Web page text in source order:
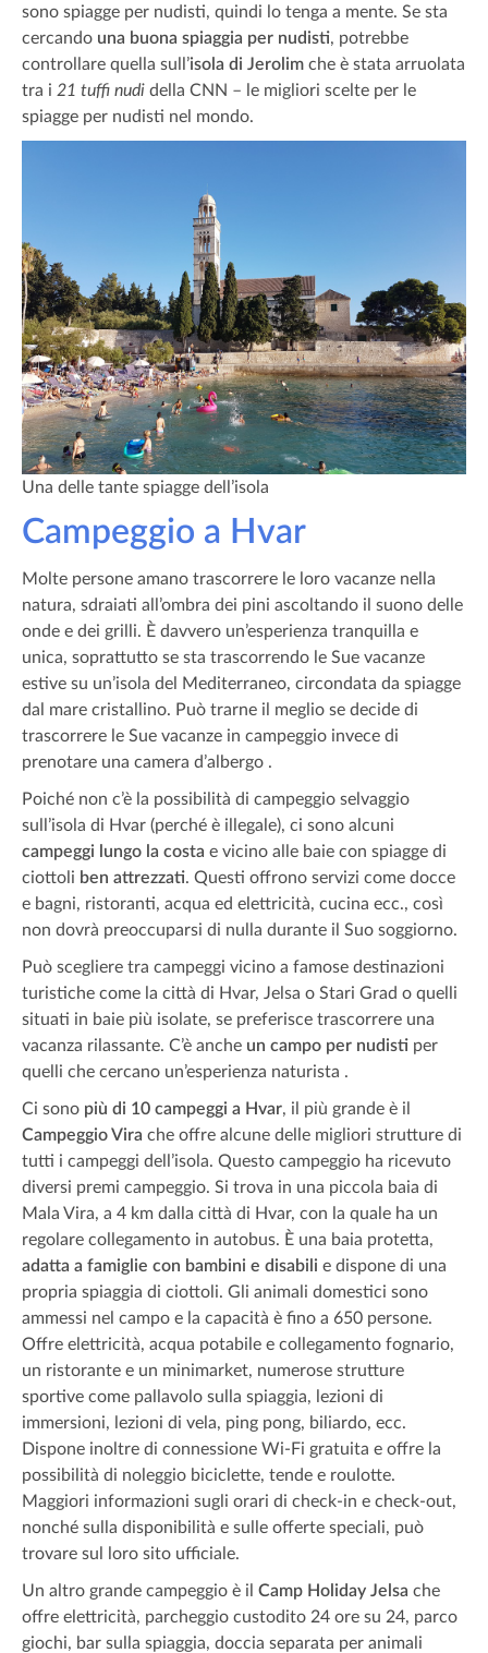
sono spiagge per nudisti, quindi lo tenga a mente. Se sta
cercando una buona spiaggia per nudisti, potrebbe
controllare quella sull’isola di Jerolim che è stata arruolata
tra i 21 tuffi nudi della CNN – le migliori scelte per le
spiagge per nudisti nel mondo.
Una delle tante spiagge dell’isola
Campeggio a Hvar
Molte persone amano trascorrere le loro vacanze nella
natura, sdraiati all’ombra dei pini ascoltando il suono delle
onde e dei grilli. È davvero un’esperienza tranquilla e
unica, soprattutto se sta trascorrendo le Sue vacanze
estive su un’isola del Mediterraneo, circondata da spiagge
dal mare cristallino. Può trarne il meglio se decide di
trascorrere le Sue vacanze in campeggio invece di
prenotare una camera d’albergo .
Poiché non c’è la possibilità di campeggio selvaggio
sull’isola di Hvar (perché è illegale), ci sono alcuni
campeggi lungo la costa e vicino alle baie con spiagge di
ciottoli ben attrezzati. Questi offrono servizi come docce
e bagni, ristoranti, acqua ed elettricità, cucina ecc., così
non dovrà preoccuparsi di nulla durante il Suo soggiorno.
Può scegliere tra campeggi vicino a famose destinazioni
turistiche come la città di Hvar, Jelsa o Stari Grad o quelli
situati in baie più isolate, se preferisce trascorrere una
vacanza rilassante. C’è anche un campo per nudisti per
quelli che cercano un’esperienza naturista .
Ci sono più di 10 campeggi a Hvar, il più grande è il
Campeggio Vira che offre alcune delle migliori strutture di
tutti i campeggi dell’isola. Questo campeggio ha ricevuto
diversi premi campeggio. Si trova in una piccola baia di
Mala Vira, a 4 km dalla città di Hvar, con la quale ha un
regolare collegamento in autobus. È una baia protetta,
adatta a famiglie con bambini e disabili e dispone di una
propria spiaggia di ciottoli. Gli animali domestici sono
ammessi nel campo e la capacità è fino a 650 persone.
Offre elettricità, acqua potabile e collegamento fognario,
un ristorante e un minimarket, numerose strutture
sportive come pallavolo sulla spiaggia, lezioni di
immersioni, lezioni di vela, ping pong, biliardo, ecc.
Dispone inoltre di connessione Wi-Fi gratuita e offre la
possibilità di noleggio biciclette, tende e roulotte.
Maggiori informazioni sugli orari di check-in e check-out,
nonché sulla disponibilità e sulle offerte speciali, può
trovare sul loro sito ufficiale.
Un altro grande campeggio è il Camp Holiday Jelsa che
offre elettricità, parcheggio custodito 24 ore su 24, parco
giochi, bar sulla spiaggia, doccia separata per animali